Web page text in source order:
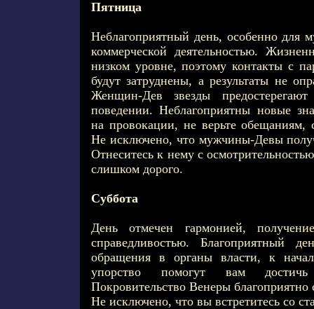
Пятница
Неблагоприятный день, особенно для
коммерческой деятельностью.
низком уровне, поэтому контакты с
будут затруднены, а результаты не
Женщин-Дев звезды
поведении. Неблагоприятны новые
на провокации, не верьте обещаниям,
Не исключено, что мужчины-Девы
Отнеситесь к нему с
слишком дорого.
Суббота
День отмечен гармонией,
справедливостью. Благоприятный
обращения в органы власти, к
упорство помогут вам достичь
Покровительство Венеры
Не исключено, что вы встретитесь со